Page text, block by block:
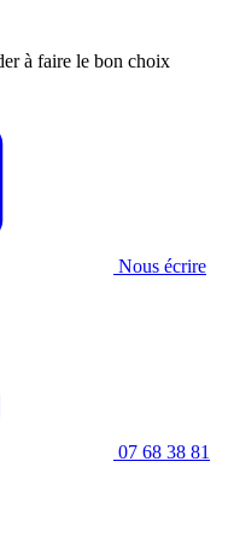
à faire le bon choix
Nous écrire
07 68 38 81